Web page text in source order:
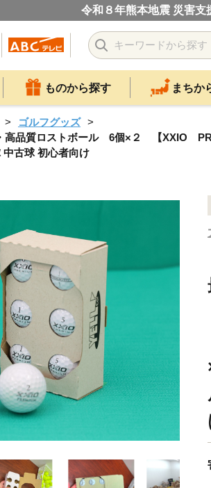
令和８年熊本地震 災害支
ものから探す まちか
ゴルフグッズ
・高品質ロストボール 6個×２ 【XXIO
古球 初心者向け